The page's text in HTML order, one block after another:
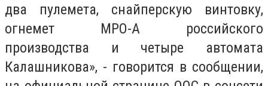
два пулемета, снайперскую винтовку,
огнемет МРО-А российского
производства и четыре автомата
Калашникова», - говорится в сообщении,